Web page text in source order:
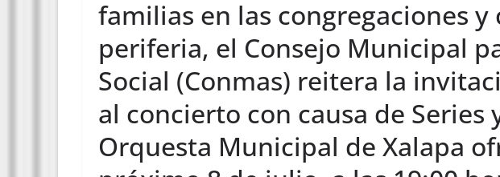
familias en las congregaciones y
periferia, el Consejo Municipal
Social (Conmas) reitera la
al concierto con causa de Series
Orquesta Municipal de Xalapa